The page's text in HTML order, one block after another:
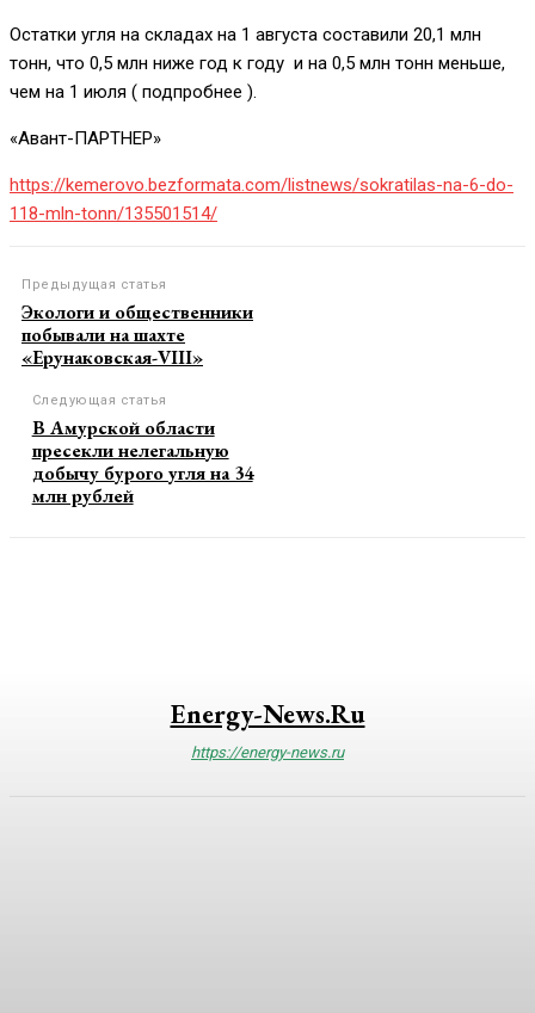
Остатки угля на складах на 1 августа составили 20,1 млн
тонн, что 0,5 млн ниже год к году и на 0,5 млн тонн меньше,
чем на 1 июля ( подпробнее ).
«Авант-ПАРТНЕР»
https://kemerovo.bezformata.com/listnews/sokratilas-na-6-do-
118-mln-tonn/135501514/
Предыдущая статья
Экологи и общественники
побывали на шахте
«Ерунаковская-VIII»
Следующая статья
В Амурской области
пресекли нелегальную
добычу бурого угля на 34
млн рублей
Energy-News.ru
https://energy-news.ru